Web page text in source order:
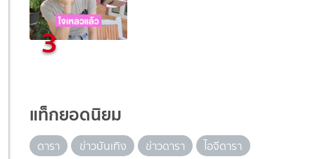
3
แท็กยอดนิยม
ดารา ข่าวบันเทิง ข่าวดารา
ไอจีดารา